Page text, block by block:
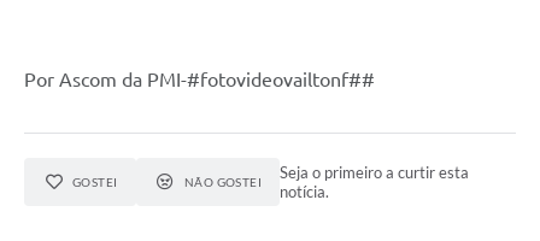
Por Ascom da PMI-#fotovideovailtonf##
GOSTEI NÃO GOSTEI
Seja o primeiro a curtir esta
notícia.